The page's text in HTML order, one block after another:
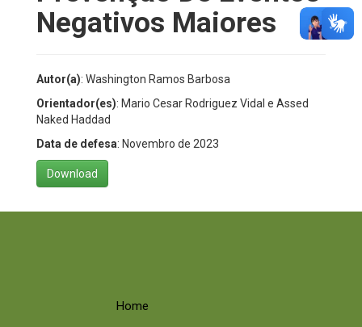
Negativos Maiores
Autor(a): Washington Ramos Barbosa
Orientador(es): Mario Cesar Rodriguez Vidal e Assed
Naked Haddad
Data de defesa: Novembro de 2023
Download
Home